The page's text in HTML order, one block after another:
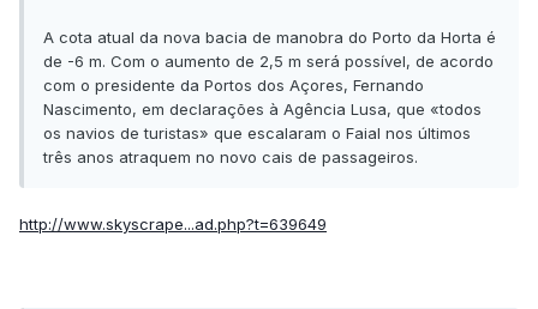
A cota atual da nova bacia de manobra do Porto da Horta é
de -6 m. Com o aumento de 2,5 m será possível, de acordo
com o presidente da Portos dos Açores, Fernando
Nascimento, em declarações à Agência Lusa, que «todos
os navios de turistas» que escalaram o Faial nos últimos
três anos atraquem no novo cais de passageiros.
http://www.skyscrape...ad.php?t=639649